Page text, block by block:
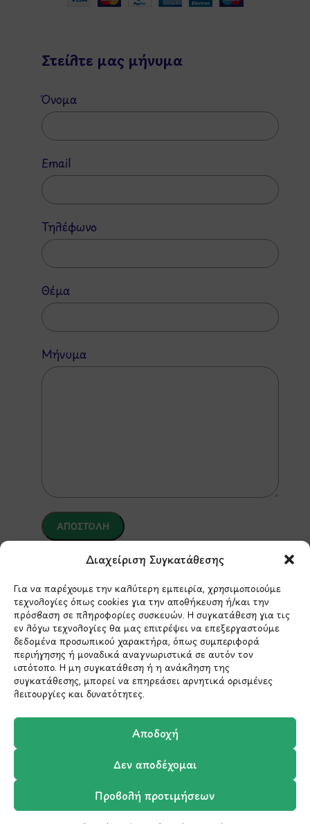
Διαχείριση Συγκατάθεσης
Για να παρέχουμε την καλύτερη εμπειρία, χρησιμοποιούμε
τεχνολογίες όπως cookies για την αποθήκευση ή/και την
πρόσβαση σε πληροφορίες συσκευών. Η συγκατάθεση για τις
εν λόγω τεχνολογίες θα μας επιτρέψει να επεξεργαστούμε
δεδομένα προσωπικού χαρακτήρα, όπως συμπεριφορά
περιήγησης ή μοναδικά αναγνωριστικά σε αυτόν τον
ιστότοπο. Η μη συγκατάθεση ή η ανάκληση της
συγκατάθεσης, μπορεί να επηρεάσει αρνητικά ορισμένες
λειτουργίες και δυνατότητες.
Αποδοχή
Δεν αποδέχομαι
Προβολή προτιμήσεων
Στείλτε μας μήνυμα
Όνομα
Email
Τηλέφωνο
Θέμα
Μήνυμα
*Αυτός ο ιστότοπος προστατεύεται από το σύστημα
reCAPTCHA και ισχύουν η Πολιτική Απορρήτου
ΣΤΟΙΧΕΙΑ ΕΠΙΚΟΙΝΩΝΙΑΣ
Holargos Center (Ισόγειο)
Λ.Περικλέους 56,
info@ypografi.com